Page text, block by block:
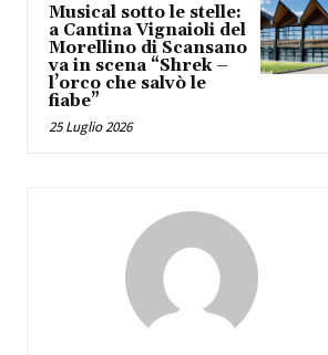
Musical sotto le stelle:
a Cantina Vignaioli del
Morellino di Scansano
va in scena “Shrek –
l’orco che salvò le
fiabe”
25 Luglio 2026